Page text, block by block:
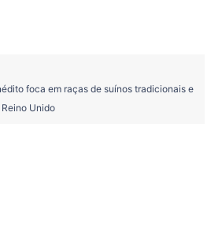
foca em raças de suínos tradicionais e
Unido